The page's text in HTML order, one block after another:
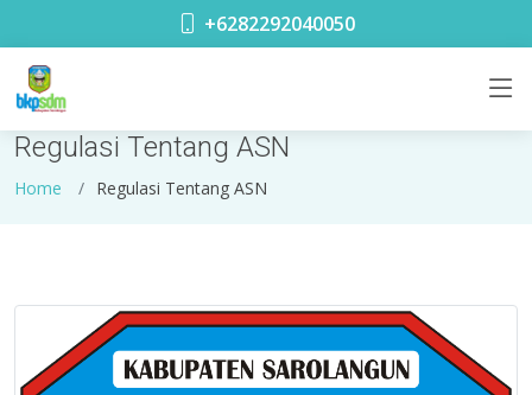
+6282292040050
Regulasi Tentang ASN
Home Regulasi Tentang ASN